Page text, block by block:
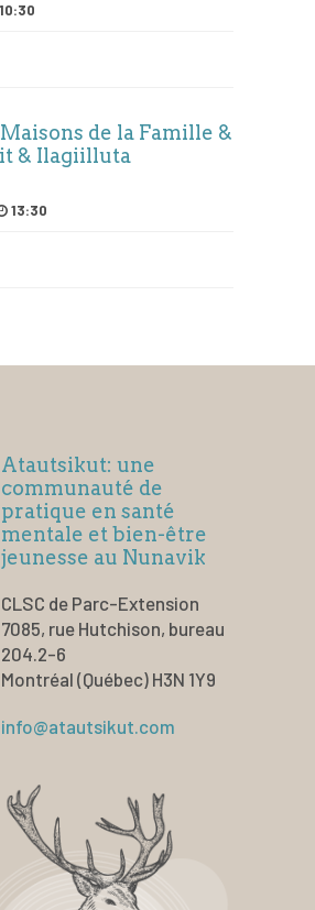
10:30
de la Famille &
& Ilagiilluta
13:30
Atautsikut: une
communauté de
pratique en santé
mentale et bien-être
jeunesse au Nunavik
CLSC de Parc-Extension
7085, rue Hutchison, bureau
204.2-6
Montréal (Québec) H3N 1Y9
info@atautsikut.com